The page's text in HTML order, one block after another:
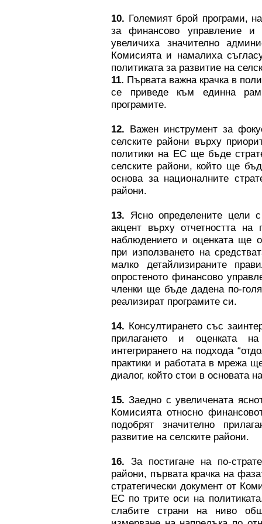
10. Големият брой програми,
за финансово управление и
увеличиха значително
Комисията и намалиха
политиката за развитие на
11. Първата важна крачка в
се приведе към единна
програмите.
12. Важен инструмент за
селските райони върху
политики на ЕС ще бъде
селските райони, който ще
основа за националните
райони.
13. Ясно определените цели
акцент върху отчетността на
наблюдението и оценката ще
при използването на
малко детайлизираните
опростеното финансово
членки ще бъде дадена по-
реализират програмите си.
14. Консултирането със
прилагането и оценката
интегрирането на подхода
практики и работата в мрежа
диалог, който стои в основата
15. Заедно с увеличената
Комисията относно
подобрят значително
развитие на селските райони.
16. За постигане на по-
райони, първата крачка на
стратегически документ от
ЕС по трите оси на
слабите страни на ниво